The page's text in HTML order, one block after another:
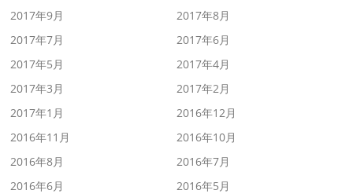
2017年9月
2017年8月
2017年7月
2017年6月
2017年5月
2017年4月
2017年3月
2017年2月
2017年1月
2016年12月
2016年11月
2016年10月
2016年8月
2016年7月
2016年6月
2016年5月